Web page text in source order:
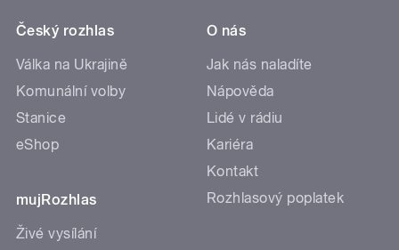
Český rozhlas
Válka na Ukrajině
Komunální volby
Stanice
eShop
mujRozhlas
Živé vysílání
O nás
Jak nás naladíte
Nápověda
Lidé v rádiu
Kariéra
Kontakt
Rozhlasový poplatek